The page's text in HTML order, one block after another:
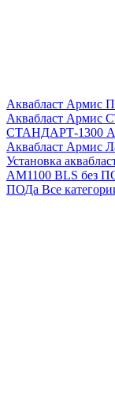
Аквабласт Армис
Аквабласт Армис
СТАНДАРТ-1300
Аквабласт Армис
Установка
AM1100 BLS без
ПОДа Все